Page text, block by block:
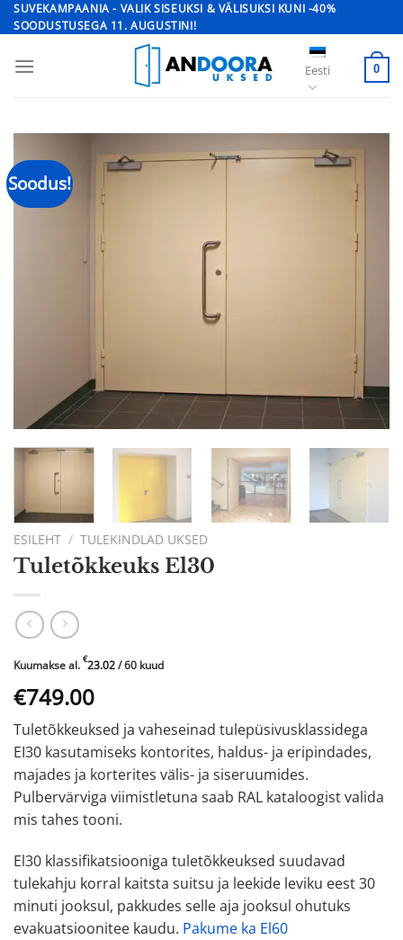
Skip
to
SUVEKAMPAANIA - VALIK SISEUKSI & VÄLISUKSI KUNI -40%
SOODUSTUSEGA 11. AUGUSTINI!
Eesti 0
Soodus!
ESILEHT / TULEKINDLAD UKSED
Tuletõkkeuks El30
Kuumakse al. €23.02/ 60 kuud
Algne
hind
oli:
€1099.00.
€749.00Praegune
hind
on:
€749.00.
Tuletõkkeuksed ja vaheseinad tulepüsivusklassidega
EI30 kasutamiseks kontorites, haldus- ja eripindades,
majades ja korterites välis- ja siseruumides.
Pulbervärviga viimistletuna saab RAL kataloogist valida
mis tahes tooni.
El30 klassifikatsiooniga tuletõkkeuksed suudavad
tulekahju korral kaitsta suitsu ja leekide leviku eest 30
minuti jooksul, pakkudes selle aja jooksul ohutuks
evakuatsioonitee kaudu. Pakume ka El60